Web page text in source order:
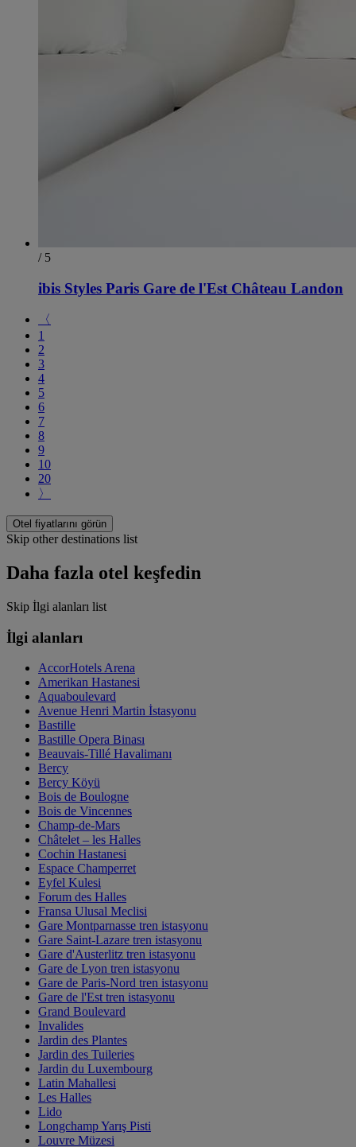
/ 5
ibis Styles Paris Gare de l'Est Château Landon
〈
1
2
3
4
5
6
7
8
9
10
20
〉
Otel fiyatlarını görün
Skip other destinations list
Daha fazla otel keşfedin
Skip İlgi alanları list
İlgi alanları
AccorHotels Arena
Amerikan Hastanesi
Aquaboulevard
Avenue Henri Martin İstasyonu
Bastille
Bastille Opera Binası
Beauvais-Tillé Havalimanı
Bercy
Bercy Köyü
Bois de Boulogne
Bois de Vincennes
Champ-de-Mars
Châtelet – les Halles
Cochin Hastanesi
Espace Champerret
Eyfel Kulesi
Forum des Halles
Fransa Ulusal Meclisi
Gare Montparnasse tren istasyonu
Gare Saint-Lazare tren istasyonu
Gare d'Austerlitz tren istasyonu
Gare de Lyon tren istasyonu
Gare de Paris-Nord tren istasyonu
Gare de l'Est tren istasyonu
Grand Boulevard
Invalides
Jardin des Plantes
Jardin des Tuileries
Jardin du Luxembourg
Latin Mahallesi
Les Halles
Lido
Longchamp Yarış Pisti
Louvre Müzesi